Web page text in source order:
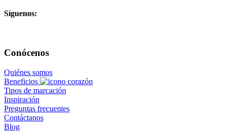
Síguenos:
Conócenos
Quiénes somos
Beneficios
Tipos de marcación
Inspiración
Preguntas frecuentes
Contáctanos
Blog